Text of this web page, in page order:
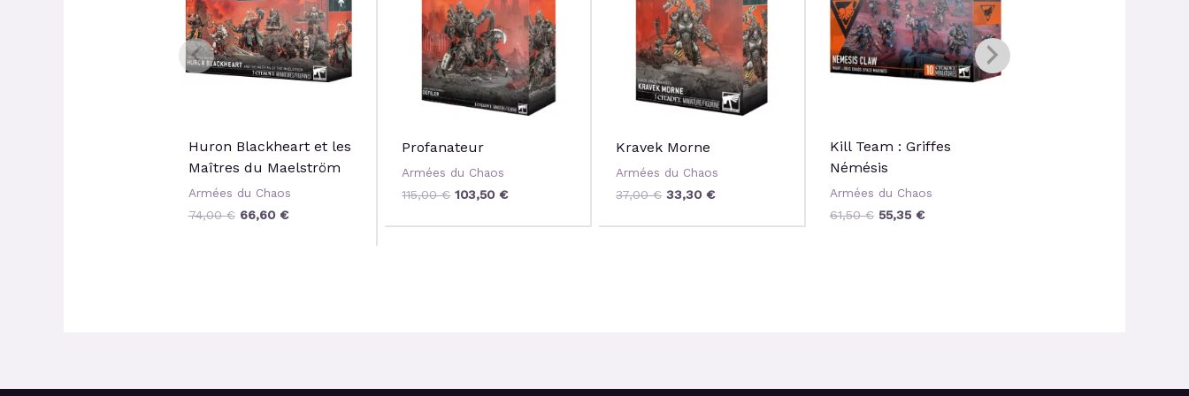
Huron Blackheart et les
Maîtres du Maelström
Armées du Chaos
74,00€ 66,60 €
Profanateur
Armées du Chaos
115,00€ 103,50 €
Kravek Morne
Armées du Chaos
37,00€ 33,30 €
Kill Team : Griffes
Némésis
Armées du Chaos
61,50€ 55,35 €